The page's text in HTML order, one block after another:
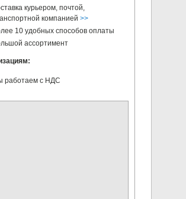
курьером, почтой,
компанией >>
10 удобных способов оплаты
ассортимент
работаем с НДС